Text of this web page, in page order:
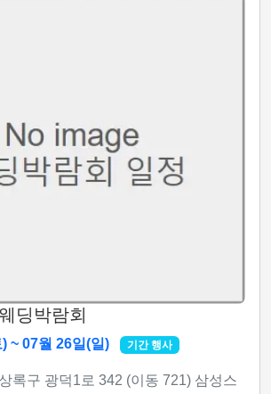
딩박람회
~ 07월 26일(일) 기간 행사
록구 광덕1로 342 (이동 721) 삼성스